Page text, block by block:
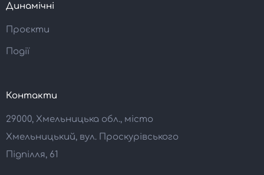
Динамічні
Проєкти
Події
Контакти
29000, Хмельницька обл., місто
Хмельницький, вул. Проскурівського
Підпілля, 61